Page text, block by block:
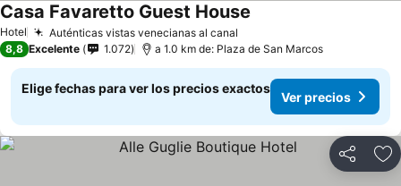
Hotel Auténticas vistas venecianas al canal
Casa Favaretto Guest House
8,8 Excelente 1.072 a 1.0 km de: Plaza de San Marcos
Elige fechas para ver los precios exactos
Ver precios
Compartir